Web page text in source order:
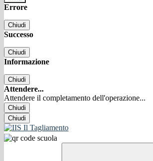
Errore
Chiudi
Successo
Chiudi
Informazione
Chiudi
Attendere...
Attendere il completamento dell'operazione...
Chiudi
Chiudi